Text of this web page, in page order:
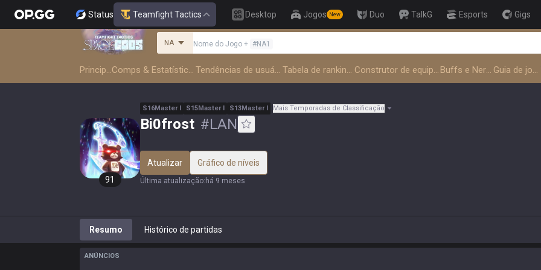
Status Teamfight Tactics Desktop Jogos New Duo TalkG Esports Gigs
NA Nome do Jogo + #NA1 👑 Master
Principal Comps & Estatísticas Tendências de usuário Tabela de rankings Construtor de equipes Buffs e Nerfs Guia de jogo
91
S16Master I S15Master I S13Master I Mais Temporadas de Classificação
Bi0frost #LAN
Atualizar Gráfico de níveis
Última atualização: há 9 meses
Resumo Histórico de partidas
ANÚNCIOS